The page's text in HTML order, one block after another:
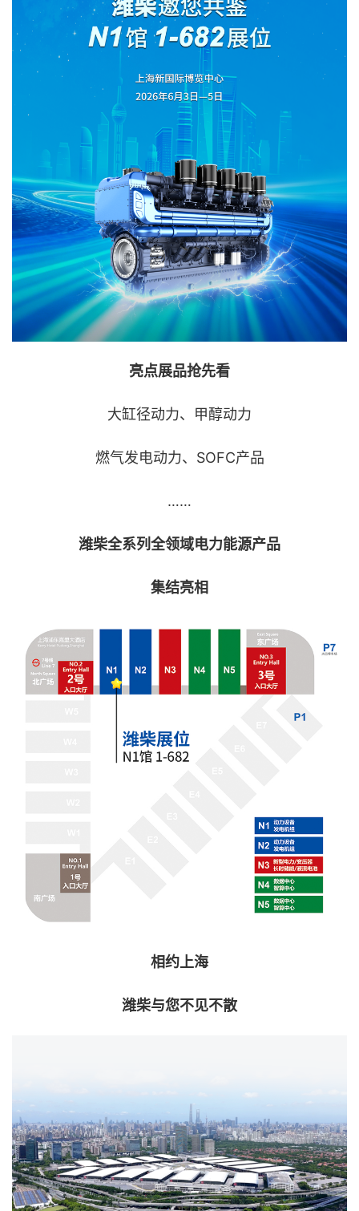
亮点展品抢先看
大缸径动力、甲醇动力
燃气发电动力、 SOFC产品
……
潍柴全系列全领域电力能源产品
集结亮相
相约上海
潍柴与您不见不散